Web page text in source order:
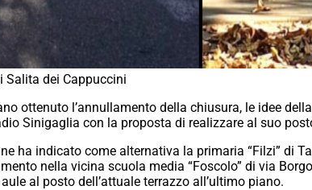
Salita dei Cappuccini
ottenuto l’annullamento della chiusura, le idee
Sinigaglia con la proposta di realizzare al suo
ha indicato come alternativa la primaria “Filzi” di
nella vicina scuola media “Foscolo” di via
al posto dell’attuale terrazzo all’ultimo piano.